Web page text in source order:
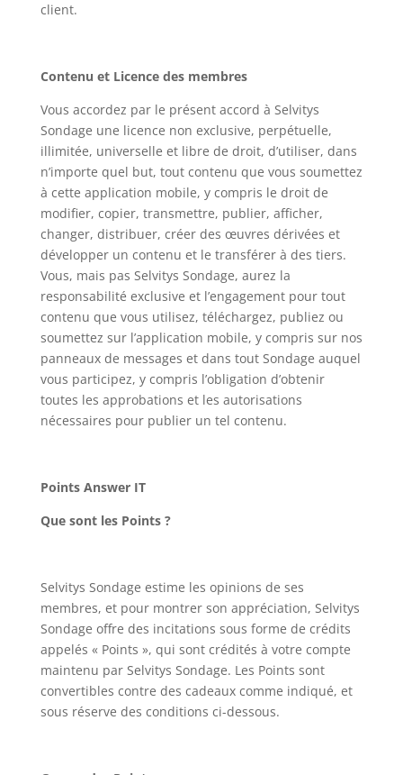
client.
Contenu et Licence des membres
Vous accordez par le présent accord à Selvitys
Sondage une licence non exclusive, perpétuelle,
illimitée, universelle et libre de droit, d’utiliser, dans
n’importe quel but, tout contenu que vous soumettez
à cette application mobile, y compris le droit de
modifier, copier, transmettre, publier, afficher,
changer, distribuer, créer des œuvres dérivées et
développer un contenu et le transférer à des tiers.
Vous, mais pas Selvitys Sondage, aurez la
responsabilité exclusive et l’engagement pour tout
contenu que vous utilisez, téléchargez, publiez ou
soumettez sur l’application mobile, y compris sur nos
panneaux de messages et dans tout Sondage auquel
vous participez, y compris l’obligation d’obtenir
toutes les approbations et les autorisations
nécessaires pour publier un tel contenu.
Points Answer IT
Que sont les Points ?
Selvitys Sondage estime les opinions de ses
membres, et pour montrer son appréciation, Selvitys
Sondage offre des incitations sous forme de crédits
appelés « Points », qui sont crédités à votre compte
maintenu par Selvitys Sondage. Les Points sont
convertibles contre des cadeaux comme indiqué, et
sous réserve des conditions ci-dessous.